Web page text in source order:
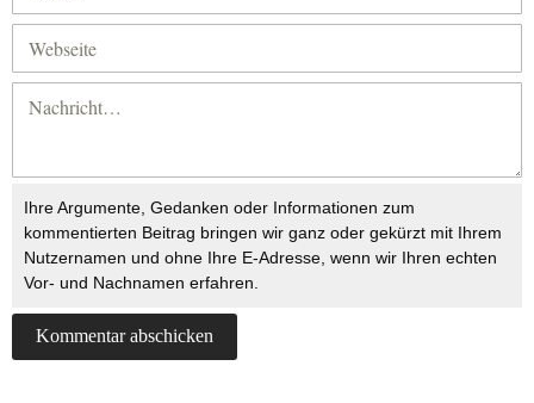
Ihre Argumente, Gedanken oder Informationen zum
kommentierten Beitrag bringen wir ganz oder gekürzt mit Ihrem
Nutzernamen und ohne Ihre E-Adresse, wenn wir Ihren echten
Vor- und Nachnamen erfahren.